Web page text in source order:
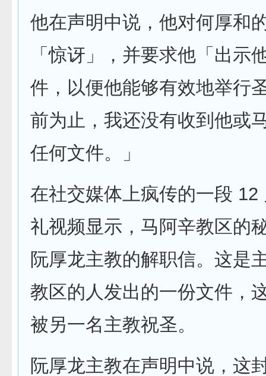
他在声明中说，他对何厚和
「惊讶」，并要求他「出示
件，以便他能够有效地举行
前为止，我还没有收到他或
任何文件。」
在社交媒体上疯传的一段 12
礼视频显示，马阿辛教区的
阮厚龙主教的解职信。这是
教区的人发出的一份文件，
被另一名主教祝圣。
阮厚龙主教在声明中说，这